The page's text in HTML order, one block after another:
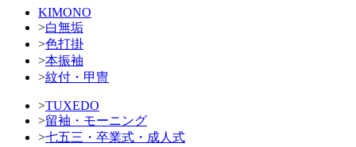
KIMONO
>白無垢
>色打掛
>本振袖
>紋付・甲冑
>TUXEDO
>留袖・モーニング
>七五三・卒業式・成人式